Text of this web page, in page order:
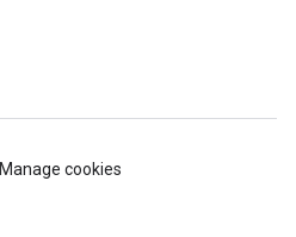
Manage cookies